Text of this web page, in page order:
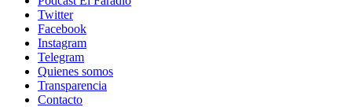
Twitter
Facebook
Instagram
Telegram
Quienes somos
Transparencia
Contacto